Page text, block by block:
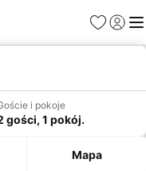
Ulubione
i pokoje
gości, 1 pokój.
Mapa